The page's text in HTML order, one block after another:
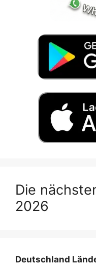
Die
2026
Deutschland